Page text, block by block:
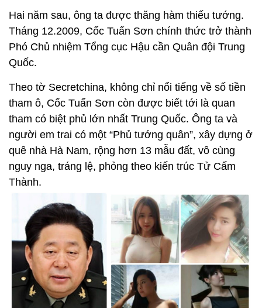
Hai năm sau, ông ta được thăng hàm thiếu tướng.
Tháng 12.2009, Cốc Tuấn Sơn chính thức trở thành
Phó Chủ nhiệm Tổng cục Hậu cần Quân đội Trung
Quốc.
Theo tờ Secretchina, không chỉ nổi tiếng về số tiền
tham ô, Cốc Tuấn Sơn còn được biết tới là quan
tham có biệt phủ lớn nhất Trung Quốc. Ông ta và
người em trai có một “Phủ tướng quân”, xây dựng ở
quê nhà Hà Nam, rộng hơn 13 mẫu đất, vô cùng
nguy nga, tráng lệ, phỏng theo kiến trúc Tử Cấm
Thành.